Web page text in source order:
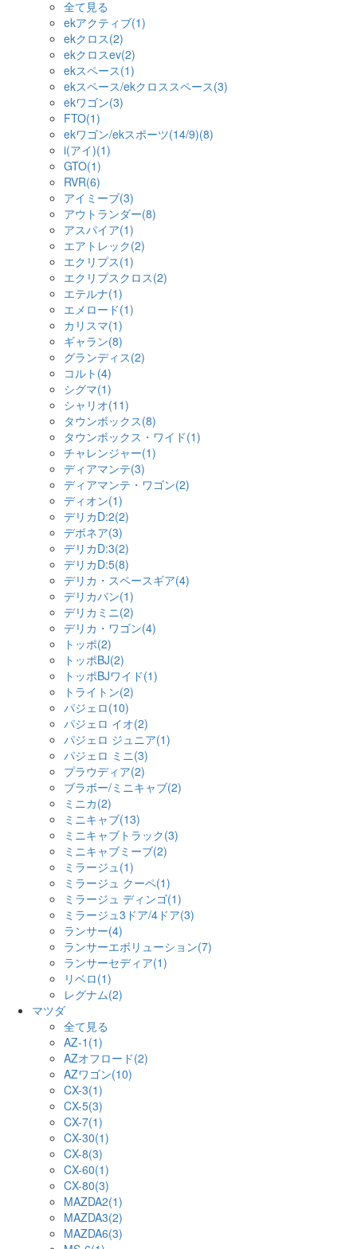
全て見る
ekアクティブ(1)
ekクロス(2)
ekクロスev(2)
ekスペース(1)
ekスペース/ekクロススペース(3)
ekワゴン(3)
FTO(1)
ekワゴン/ekスポーツ(14/9)(8)
i(アイ)(1)
GTO(1)
RVR(6)
アイミーブ(3)
アウトランダー(8)
アスパイア(1)
エアトレック(2)
エクリプス(1)
エクリプスクロス(2)
エテルナ(1)
エメロード(1)
カリスマ(1)
ギャラン(8)
グランディス(2)
コルト(4)
シグマ(1)
シャリオ(11)
タウンボックス(8)
タウンボックス・ワイド(1)
チャレンジャー(1)
ディアマンテ(3)
ディアマンテ・ワゴン(2)
ディオン(1)
デリカD:2(2)
デボネア(3)
デリカD:3(2)
デリカD:5(8)
デリカ・スペースギア(4)
デリカバン(1)
デリカミニ(2)
デリカ・ワゴン(4)
トッポ(2)
トッポBJ(2)
トッポBJワイド(1)
トライトン(2)
パジェロ(10)
パジェロ イオ(2)
パジェロ ジュニア(1)
パジェロ ミニ(3)
プラウディア(2)
ブラボー/ミニキャブ(2)
ミニカ(2)
ミニキャブ(13)
ミニキャブトラック(3)
ミニキャブミーブ(2)
ミラージュ(1)
ミラージュ クーペ(1)
ミラージュ ディンゴ(1)
ミラージュ3ドア/4ドア(3)
ランサー(4)
ランサーエボリューション(7)
ランサーセディア(1)
リベロ(1)
レグナム(2)
マツダ
全て見る
AZ-1(1)
AZオフロード(2)
AZワゴン(10)
CX-3(1)
CX-5(3)
CX-7(1)
CX-30(1)
CX-8(3)
CX-60(1)
CX-80(3)
MAZDA2(1)
MAZDA3(2)
MAZDA6(3)